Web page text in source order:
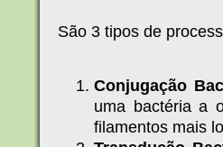
São 3 tipos de
Conjugação
uma bactéria a
filamentos mais